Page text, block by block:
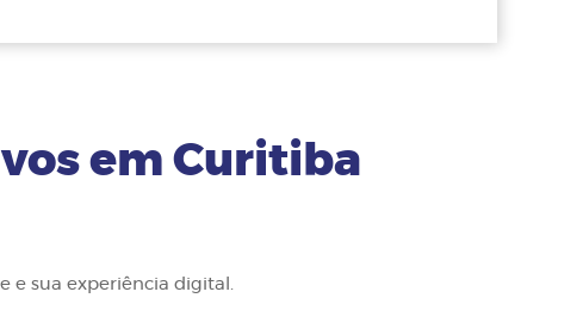
em Curitiba
e sua experiência digital.